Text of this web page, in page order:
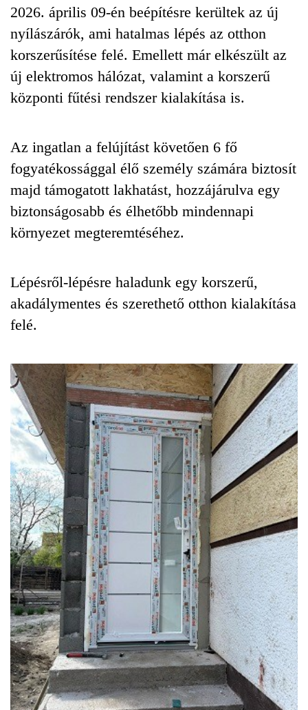
2026. április 09-én beépítésre kerültek az új
nyílászárók, ami hatalmas lépés az otthon
korszerűsítése felé. Emellett már elkészült az
új elektromos hálózat, valamint a korszerű
központi fűtési rendszer kialakítása is.
Az ingatlan a felújítást követően 6 fő
fogyatékossággal élő személy számára biztosít
majd támogatott lakhatást, hozzájárulva egy
biztonságosabb és élhetőbb mindennapi
környezet megteremtéséhez.
Lépésről-lépésre haladunk egy korszerű,
akadálymentes és szerethető otthon kialakítása
felé.